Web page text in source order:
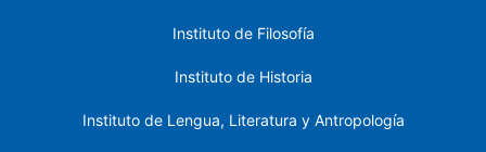
Instituto de Filosofía
Instituto de Historia
Instituto de Lengua, Literatura y Antropología